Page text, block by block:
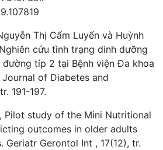
Thị Cẩm Luyến và Huỳnh
cứu tình trạng dinh dưỡng
típ 2 tại Bệnh viện Đa khoa
of Diabetes and
191-197.
Pilot study of the Mini Nutritional
outcomes in older adults
Gerontol Int , 17(12), tr.